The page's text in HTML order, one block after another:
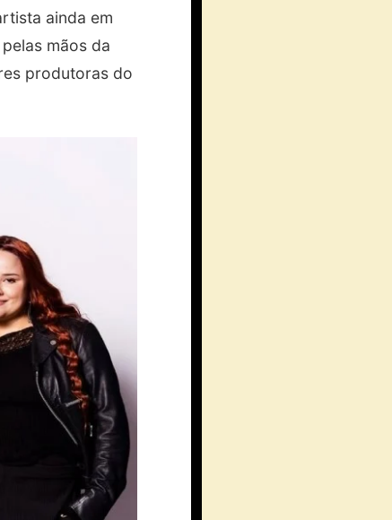
ainda em
mãos da
produtoras do